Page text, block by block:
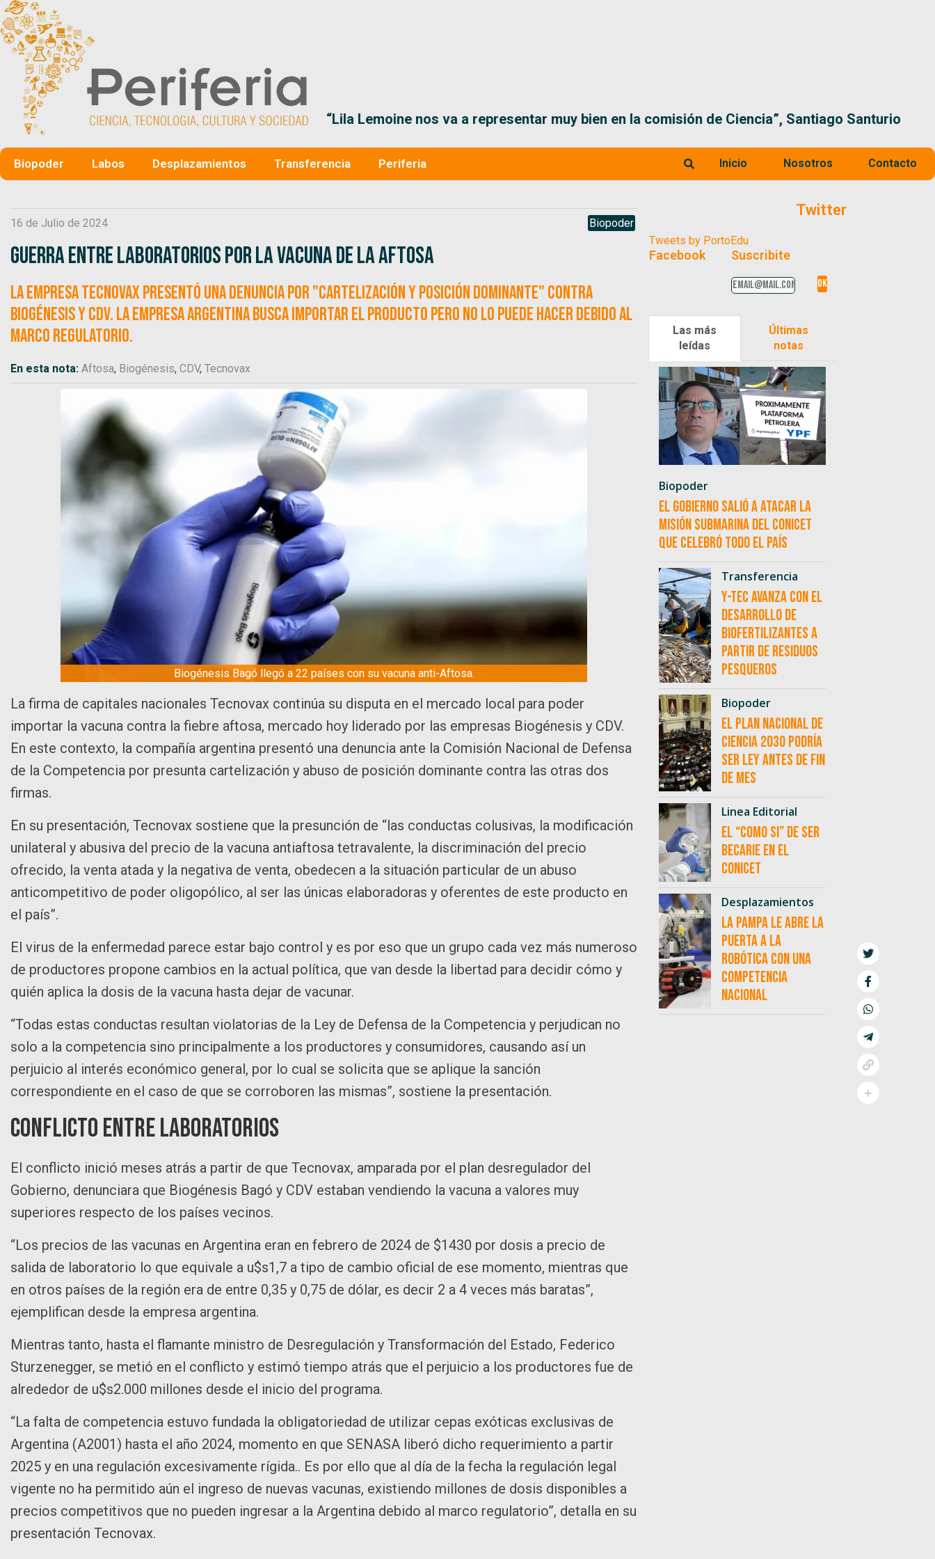
“Lila Lemoine nos va a representar muy bien en la comisión de Ciencia”, Santiago Santurio
Biopoder Labos Desplazamientos Transferencia Periferia Inicio Nosotros Contacto
16 de Julio de 2024 Biopoder
Guerra entre laboratorios por la vacuna de la Aftosa
La empresa Tecnovax presentó una denuncia por "cartelización y posición dominante" contra
Biogénesis y CDV. La empresa argentina busca importar el producto pero no lo puede hacer debido al
marco regulatorio.
En esta nota: Aftosa, Biogénesis, CDV, Tecnovax
Biogénesis Bagó llegó a 22 países con su vacuna anti-Aftosa.
La firma de capitales nacionales Tecnovax continúa su disputa en el mercado local para poder
importar la vacuna contra la fiebre aftosa, mercado hoy liderado por las empresas Biogénesis y CDV.
En este contexto, la compañía argentina presentó una denuncia ante la Comisión Nacional de Defensa
de la Competencia por presunta cartelización y abuso de posición dominante contra las otras dos
firmas.
En su presentación, Tecnovax sostiene que la presunción de “las conductas colusivas, la modificación
unilateral y abusiva del precio de la vacuna antiaftosa tetravalente, la discriminación del precio
ofrecido, la venta atada y la negativa de venta, obedecen a la situación particular de un abuso
anticompetitivo de poder oligopólico, al ser las únicas elaboradoras y oferentes de este producto en
el país”.
El virus de la enfermedad parece estar bajo control y es por eso que un grupo cada vez más numeroso
de productores propone cambios en la actual política, que van desde la libertad para decidir cómo y
quién aplica la dosis de la vacuna hasta dejar de vacunar.
“Todas estas conductas resultan violatorias de la Ley de Defensa de la Competencia y perjudican no
solo a la competencia sino principalmente a los productores y consumidores, causando así un
perjuicio al interés económico general, por lo cual se solicita que se aplique la sanción
correspondiente en el caso de que se corroboren las mismas”, sostiene la presentación.
Conflicto entre laboratorios
El conflicto inició meses atrás a partir de que Tecnovax, amparada por el plan desregulador del
Gobierno, denunciara que Biogénesis Bagó y CDV estaban vendiendo la vacuna a valores muy
superiores respecto de los países vecinos.
“Los precios de las vacunas en Argentina eran en febrero de 2024 de $1430 por dosis a precio de
salida de laboratorio lo que equivale a u$s1,7 a tipo de cambio oficial de ese momento, mientras que
en otros países de la región era de entre 0,35 y 0,75 de dólar, es decir 2 a 4 veces más baratas”,
ejemplifican desde la empresa argentina.
Mientras tanto, hasta el flamante ministro de Desregulación y Transformación del Estado, Federico
Sturzenegger, se metió en el conflicto y estimó tiempo atrás que el perjuicio a los productores fue de
alrededor de u$s2.000 millones desde el inicio del programa.
“La falta de competencia estuvo fundada la obligatoriedad de utilizar cepas exóticas exclusivas de
Argentina (A2001) hasta el año 2024, momento en que SENASA liberó dicho requerimiento a partir
2025 y en una regulación excesivamente rígida.. Es por ello que al día de la fecha la regulación legal
vigente no ha permitido aún el ingreso de nuevas vacunas, existiendo millones de dosis disponibles a
precios competitivos que no pueden ingresar a la Argentina debido al marco regulatorio”, detalla en su
presentación Tecnovax.
Twitter
Tweets by PortoEdu
Facebook Suscribite
Las más
leídas
Últimas
notas
Biopoder
El Gobierno salió a atacar la
misión submarina del CONICET
que celebró todo el país
Transferencia
Y-TEC avanza con el
desarrollo de
biofertilizantes a
partir de residuos
pesqueros
Biopoder
El Plan Nacional de
Ciencia 2030 podría
ser ley antes de fin
de mes
Linea Editorial
El “como si” de ser
becarie en el
CONICET
Desplazamientos
La Pampa le abre la
puerta a la
robótica con una
competencia
nacional